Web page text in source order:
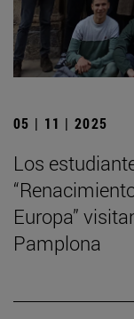
05 | 11 | 2025
Los
Europa”
Pamplona